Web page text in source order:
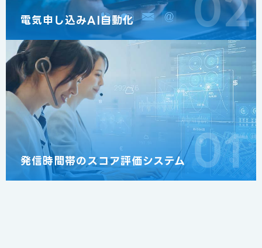
電気申し込みAI自動化
01
発信時間帯のスコア評価システム